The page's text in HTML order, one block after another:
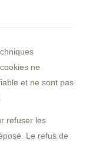
ne
et ne sont pas
refuser les
Le refus de